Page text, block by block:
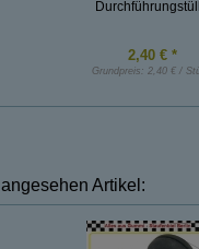
2,40 € *
Grundpreis: 2,40 € /
Artikel: